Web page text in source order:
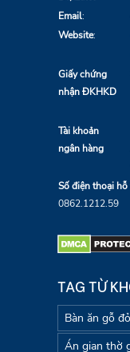
nội thất,
với hơn
đại, tân cổ
HỘ
CỬA
Địa chỉ:Tổ 4
ĐT, Zalo:
Email:
nhận ĐKHKD
Tài khoản
ngân hàng